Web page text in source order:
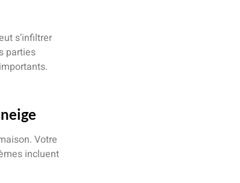
s’infiltrer
parties
Votre
incluent